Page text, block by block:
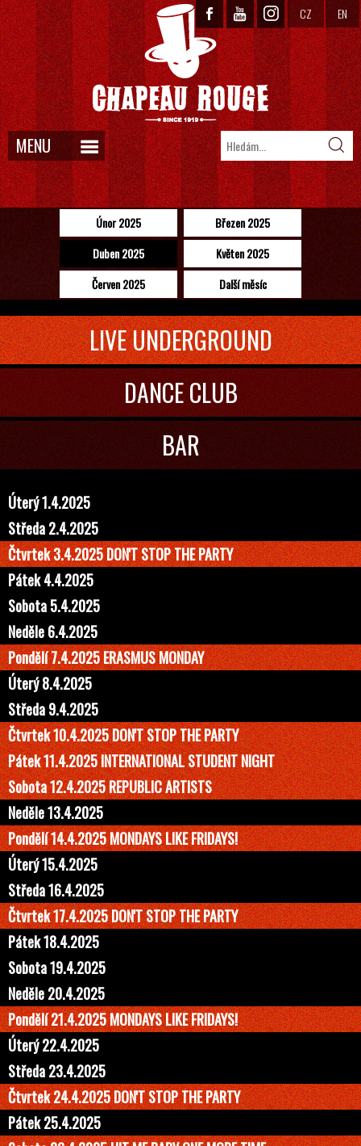
CZ EN
MENU
Únor 2025
Březen 2025
Duben 2025
Květen 2025
Červen 2025
Další měsíc
LIVE UNDERGROUND
DANCE CLUB
BAR
Úterý 1.4.2025
Středa 2.4.2025
Čtvrtek 3.4.2025 DON'T STOP THE PARTY
Pátek 4.4.2025
Sobota 5.4.2025
Neděle 6.4.2025
Pondělí 7.4.2025 ERASMUS MONDAY
Úterý 8.4.2025
Středa 9.4.2025
Čtvrtek 10.4.2025 DON'T STOP THE PARTY
Pátek 11.4.2025 INTERNATIONAL STUDENT NIGHT
Sobota 12.4.2025 REPUBLIC ARTISTS
Neděle 13.4.2025
Pondělí 14.4.2025 MONDAYS LIKE FRIDAYS!
Úterý 15.4.2025
Středa 16.4.2025
Čtvrtek 17.4.2025 DON'T STOP THE PARTY
Pátek 18.4.2025
Sobota 19.4.2025
Neděle 20.4.2025
Pondělí 21.4.2025 MONDAYS LIKE FRIDAYS!
Úterý 22.4.2025
Středa 23.4.2025
Čtvrtek 24.4.2025 DON'T STOP THE PARTY
Pátek 25.4.2025